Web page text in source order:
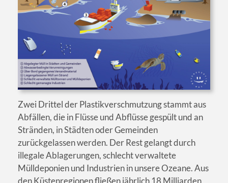
Zwei Drittel der Plastikverschmutzung stammt aus
Abfällen, die in Flüsse und Abflüsse gespült und an
Stränden, in Städten oder Gemeinden
zurückgelassen werden. Der Rest gelangt durch
illegale Ablagerungen, schlecht verwaltete
Mülldeponien und Industrien in unsere Ozeane. Aus
den Küstenregionen fließen jährlich 18 Milliarden